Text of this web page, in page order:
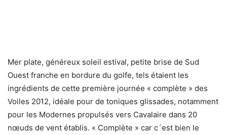
Mer plate, généreux soleil estival, petite brise de Sud
Ouest franche en bordure du golfe, tels étaient les
ingrédients de cette première journée « complète » des
Voiles 2012, idéale pour de toniques glissades, notamment
pour les Modernes propulsés vers Cavalaire dans 20
nœuds de vent établis. « Complète » car c´est bien le